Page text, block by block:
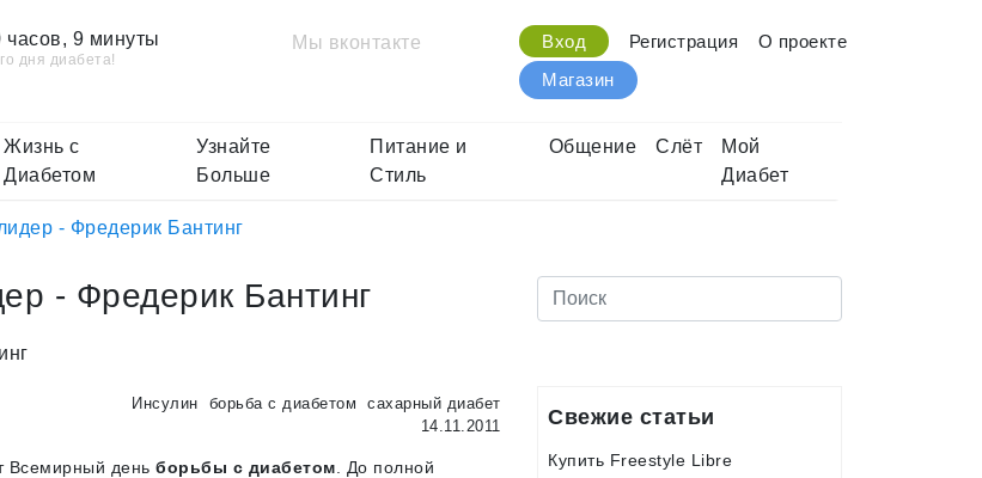
часов, 9 минуты
дня диабета!
Мы вконтакте Вход Регистрация
О проекте
Магазин
Жизнь с
Диабетом
Узнайте
Больше
Питание и
Стиль
Общение Слёт
Мой
Диабет
- Фредерик Бантинг
- Фредерик Бантинг
Инсулин борьба с диабетом
сахарный диабет
14.11.2011
Всемирный день борьбы с диабетом . До полной
Свежие статьи
Купить Freestyle Libre